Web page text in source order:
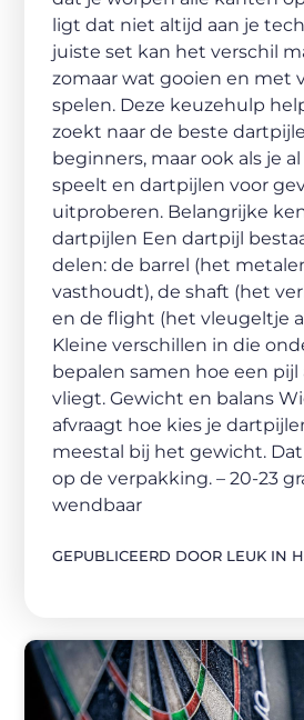
ligt dat niet altijd aan je
juiste set kan het verschil
zomaar wat gooien en met
spelen. Deze keuzehulp
zoekt naar de beste
beginners, maar ook als je
speelt en dartpijlen voor
uitproberen. Belangrijke
dartpijlen Een dartpijl
delen: de barrel (het
vasthoudt), de shaft (het
en de flight (het vleugeltje
Kleine verschillen in die
bepalen samen hoe een pijl
vliegt. Gewicht en balans
afvraagt hoe kies je
meestal bij het gewicht.
op de verpakking. – 20-23
wendbaar
GEPUBLICEERD DOOR LEUK IN